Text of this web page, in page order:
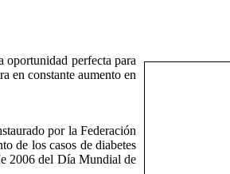
oportunidad perfecta para
en constante aumento en
por la Federación
de los casos de diabetes
2006 del Día Mundial de